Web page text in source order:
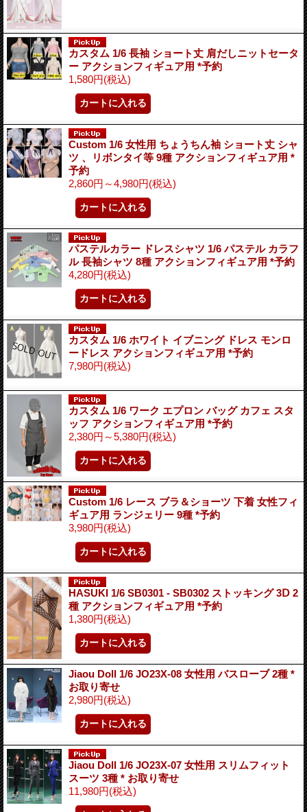
カスタム 1/6 長袖 ショート丈 肩だしニットセータ
ー アクションフィギュア用 *予約
1,580円(税込)
Custom 1/6 女性用 ちょうちん袖 ショート丈 シャ
ツ 、リボンタイ等 9種 アクションフィギュア用 *
予約
2,860円～4,980円(税込)
パステルカラー ドレスシャツ 1/6 パステル カラフ
ル 長袖シャツ 8種 アクションフィギュア用 *予約
4,280円(税込)
カスタム 1/6 ホワイト イブニング ドレス モンロ
ードレス アクションフィギュア用 *予約
7,980円(税込)
カスタム 1/6 ワーク エプロン バッグ カフェ スタ
ッフ アクションフィギュア用 *予約
2,380円～5,380円(税込)
Custom 1/6 レース ブラ＆ショーツ 下着 女性フィ
ギュア用 ランジェリー 9種 *予約
3,980円(税込)
HASUKI 1/6 SB0301 - SB0302 ストッキング 3Ⅾ 2
種 アクションフィギュア用 *予約
1,380円(税込)
Jiaou Doll 1/6 JO23X-08 女性用 バスローブ 2種 *
お取り寄せ
2,980円(税込)
Jiaou Doll 1/6 JO23X-07 女性用 スリムフィット
スーツ 3種 * お取り寄せ
11,980円(税込)